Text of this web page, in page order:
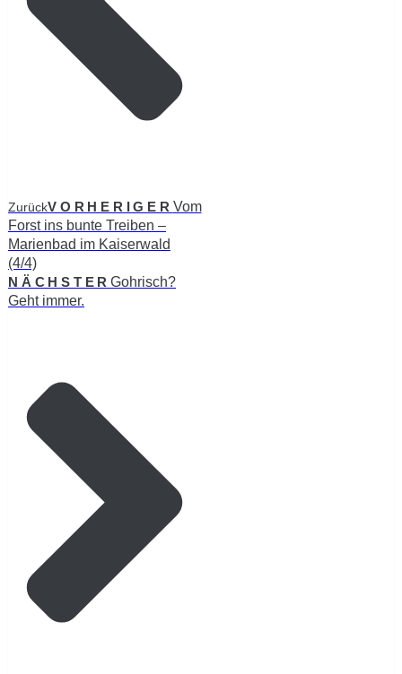
ZurückVORHERIGER Vom
Forst ins bunte Treiben –
Marienbad im Kaiserwald
(4/4)
NÄCHSTER Gohrisch?
Geht immer.